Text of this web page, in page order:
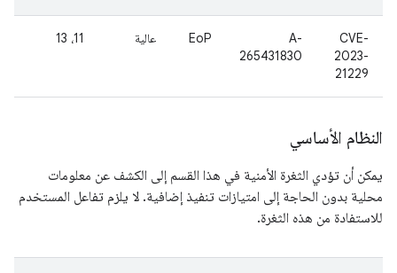
CVE-
2023-
21229
A-
265431830
EoP عالية 11، 13
النظام الأساسي
يمكن أن تؤدي الثغرة الأمنية في هذا القسم إلى الكشف عن معلومات
محلية بدون الحاجة إلى امتيازات تنفيذ إضافية. لا يلزم تفاعل المستخدم
للاستفادة من هذه الثغرة.